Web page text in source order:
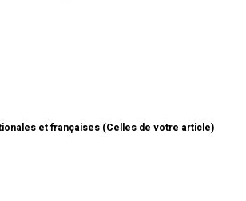
et françaises (Celles de votre article)